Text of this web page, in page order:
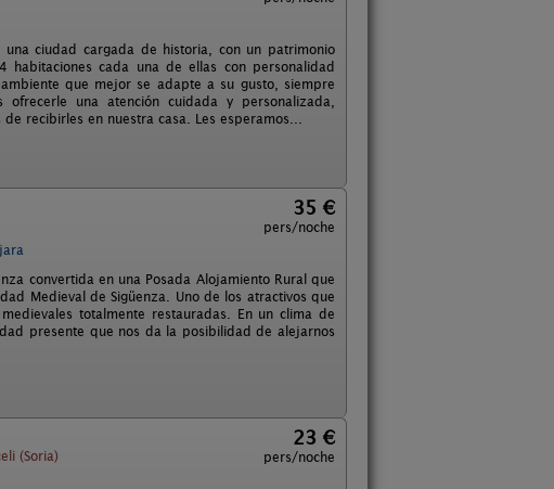
ciudad cargada de historia, con un patrimonio
cada una de ellas con personalidad
que mejor se adapte a su gusto, siempre
una atención cuidada y personalizada,
recibirles en nuestra casa. Les esperamos...
35 €
pers/noche
convertida en una Posada Alojamiento Rural que
Medieval de Sigüenza. Uno de los atractivos que
totalmente restauradas. En un clima de
presente que nos da la posibilidad de alejarnos
(Soria)
23 €
pers/noche